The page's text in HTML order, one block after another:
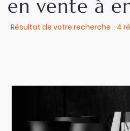
en vente à
Résultat de votre recherche : 4